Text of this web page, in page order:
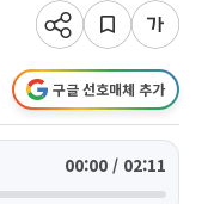
구글 선호매체 추가
00:00 / 02:11